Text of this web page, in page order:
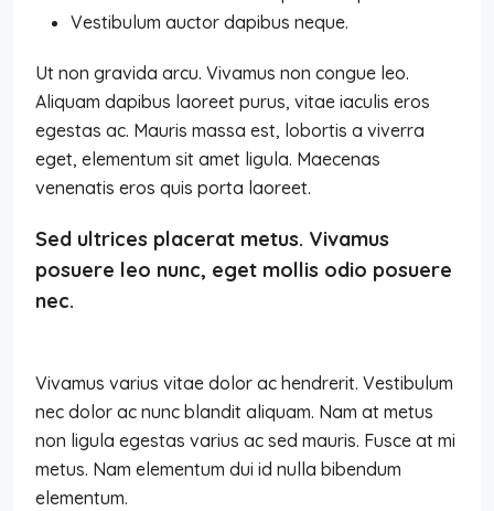
Vestibulum auctor dapibus neque.
Ut non gravida arcu. Vivamus non congue leo.
Aliquam dapibus laoreet purus, vitae iaculis eros
egestas ac. Mauris massa est, lobortis a viverra
eget, elementum sit amet ligula. Maecenas
venenatis eros quis porta laoreet.
Sed ultrices placerat metus. Vivamus
posuere leo nunc, eget mollis odio posuere
nec.
Vivamus varius vitae dolor ac hendrerit. Vestibulum
nec dolor ac nunc blandit aliquam. Nam at metus
non ligula egestas varius ac sed mauris. Fusce at mi
metus. Nam elementum dui id nulla bibendum
elementum.